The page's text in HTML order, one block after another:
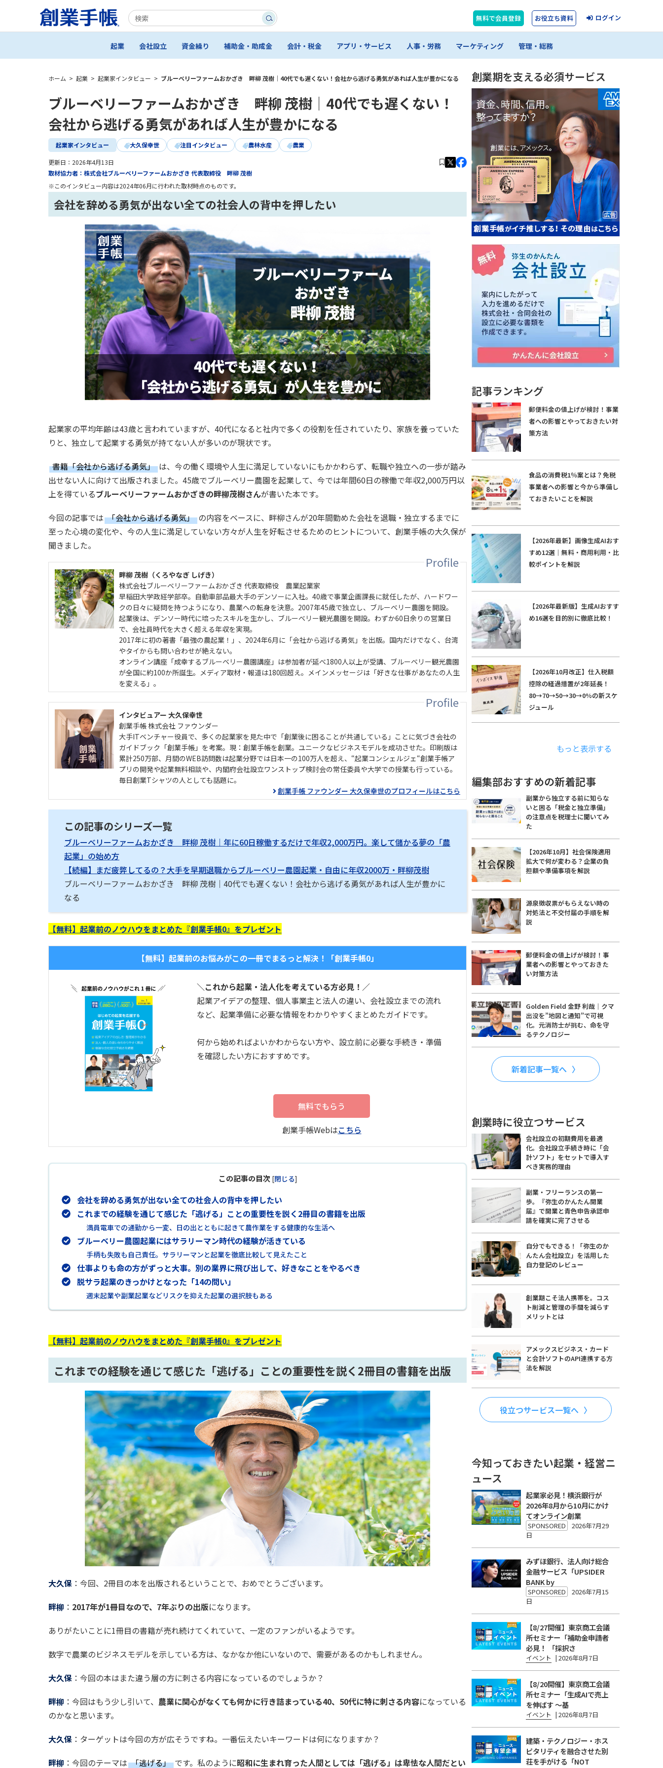
無料で会員登録 お役立ち資料 ログイン
起業 会社設立 資金繰り 補助金・助成金 会計・税金 アプリ・サービス 人事・労務 マーケティング 管理・総務
ホーム > 起業 > 起業家インタビュー > ブルーベリーファームおかざき 畔柳 茂樹｜40代でも遅くない！会社から逃げる勇気があれば人生が豊かになる
ブルーベリーファームおかざき 畔柳 茂樹｜40代でも遅くない！
会社から逃げる勇気があれば人生が豊かになる
起業家インタビュー 大久保幸世 注目インタビュー 農林水産 農業
取材協力者：株式会社ブルーベリーファームおかざき 代表取締役 畔柳 茂樹
更新日： 2026年4月13日
※このインタビュー内容は2024年06月に行われた取材時点のものです。
会社を辞める勇気が出ない全ての社会人の背中を押したい
起業家の平均年齢は43歳と言われていますが、40代になると社内で多くの役割を任されていたり、家族を養っていた
りと、独立して起業する勇気が持てない人が多いのが現状です。
書籍「会社から逃げる勇気」 は、今の働く環境や人生に満足していないにもかかわらず、転職や独立への一歩が踏み
出せない人に向けて出版されました。45歳でブルーベリー農園を起業して、今では年間60日の稼働で年収2,000万円以
上を得ているブルーベリーファームおかざきの畔柳茂樹さんが書いた本です。
今回の記事では 「会社から逃げる勇気」 の内容をベースに、畔柳さんが20年間勤めた会社を退職・独立するまでに
至った心境の変化や、今の人生に満足していない方々が人生を好転させるためのヒントについて、創業手帳の大久保が
聞きました。
畔柳 茂樹（くろやなぎ しげき）
株式会社ブルーベリーファームおかざき 代表取締役 農業起業家
早稲田大学政経学部卒。自動車部品最大手のデンソーに入社。40歳で事業企画課長に就任したが、ハードワー
クの日々に疑問を持つようになり、農業への転身を決意。2007年45歳で独立し、ブルーベリー農園を開設。
起業後は、デンソー時代に培ったスキルを生かし、ブルーベリー観光農園を開設。わずか60日余りの営業日
で、会社員時代を大きく超える年収を実現。
2017年に初の著書「最強の農起業！」、2024年6月に「会社から逃げる勇気」を出版。国内だけでなく、台湾
やタイからも問い合わせが絶えない。
オンライン講座「成幸するブルーベリー農園講座」は参加者が延べ1800人以上が受講、ブルーベリー観光農園
が全国に約100か所誕生。メディア取材・報道は180回超え。メインメッセージは「好きな仕事があなたの人生
を変える」。
インタビュアー 大久保幸世
創業手帳 株式会社 ファウンダー
大手ITベンチャー役員で、多くの起業家を見た中で「創業後に困ることが共通している」ことに気づき会社の
ガイドブック「創業手帳」を考案。現：創業手帳を創業。ユニークなビジネスモデルを成功させた。印刷版は
累計250万部、月間のWEB訪問数は起業分野では日本一の100万人を超え、“起業コンシェルジェ“創業手帳ア
プリの開発や起業無料相談や、内閣府会社設立ワンストップ検討会の常任委員や大学での授業も行っている。
毎日創業Tシャツの人としても話題に。
創業手帳 ファウンダー 大久保幸世のプロフィールはこちら
この記事のシリーズ一覧
ブルーベリーファームおかざき 畔柳 茂樹｜年に60日稼働するだけで年収2,000万円。楽して儲かる夢の「農
起業」の始め方
【続編】まだ疲弊してるの？大手を早期退職からブルーベリー農園起業・自由に年収2000万・畔柳茂樹
ブルーベリーファームおかざき 畔柳 茂樹｜40代でも遅くない！会社から逃げる勇気があれば人生が豊かに
なる
【無料】起業前のノウハウをまとめた『創業手帳0』をプレゼント
【無料】起業前のお悩みがこの一冊でまるっと解決！「創業手帳0」
＼これから起業・法人化を考えている方必見！／
起業アイデアの整理、個人事業主と法人の違い、会社設立までの流れ
など、起業準備に必要な情報をわかりやすくまとめたガイドです。
何から始めればよいかわからない方や、設立前に必要な手続き・準備
を確認したい方におすすめです。
無料でもらう
創業手帳Webはこちら
この記事の目次 [閉じる]
会社を辞める勇気が出ない全ての社会人の背中を押したい
これまでの経験を通じて感じた「逃げる」ことの重要性を説く2冊目の書籍を出版
満員電車での通勤から一変、日の出とともに起きて農作業をする健康的な生活へ
ブルーベリー農園起業にはサラリーマン時代の経験が活きている
手柄も失敗も自己責任。サラリーマンと起業を徹底比較して見えたこと
仕事よりも命の方がずっと大事。別の業界に飛び出して、好きなことをやるべき
脱サラ起業のきっかけとなった「14の問い」
週末起業や副業起業などリスクを抑えた起業の選択肢もある
【無料】起業前のノウハウをまとめた『創業手帳0』をプレゼント
これまでの経験を通じて感じた「逃げる」ことの重要性を説く2冊目の書籍を出版
大久保 ：今回、2冊目の本を出版されるということで、おめでとうございます。
畔柳 ： 2017年が1冊目なので、7年ぶりの出版になります。
ありがたいことに1冊目の書籍が売れ続けてくれていて、一定のファンがいるようです。
数字で農業のビジネスモデルを示している方は、なかなか他にいないので、需要があるのかもしれません。
大久保 ：今回の本はまた違う層の方に刺さる内容になっているのでしょうか？
畔柳 ：今回はもう少し引いて、 農業に関心がなくても何かに行き詰まっている40、50代に特に刺さる内容になっている
のかなと思います。
大久保 ：ターゲットは今回の方が広そうですね。一番伝えたいキーワードは何になりますか？
畔柳 ：今回のテーマは 「逃げる」 です。私のように昭和に生まれ育った人間としては「逃げる」は卑怯な人間だとい
創業期を支える必須サービス
記事ランキング
郵便料金の値上げが検討！事業
者への影響とやっておきたい対
策方法
食品の消費税1％案とは？免税
事業者への影響と今から準備し
ておきたいことを解説
【2026年最新】画像生成AIおす
すめ12選｜無料・商用利用・比
較ポイントを解説
【2026年最新版】生成AIおすす
め16選を目的別に徹底比較！
【2026年10月改正】仕入税額
控除の経過措置が2年延長！
80→70→50→30→0%の新スケ
ジュール
もっと表示する
編集部おすすめの新着記事
副業から独立する前に知らな
いと困る「税金と独立準備」
の注意点を税理士に聞いてみ
た
【2026年10月】社会保険適用
拡大で何が変わる？企業の負
担額や準備事項を解説
源泉徴収票がもらえない時の
対処法と不交付届の手順を解
説
郵便料金の値上げが検討！事
業者への影響とやっておきた
い対策方法
Golden Field 金野 利哉｜クマ
出没を”地図と通知”で可視
化。元消防士が挑む、命を守
るテクノロジー
新着記事一覧へ
創業時に役立つサービス
会社設立の初期費用を最適
化。会社設立手続き時に「会
計ソフト」をセットで導入す
べき実務的理由
副業・フリーランスの第一
歩。『弥生のかんたん開業
届』で開業と青色申告承認申
請を確実に完了させる
自分でもできる！「弥生のか
んたん会社設立」を活用した
自力登記のレビュー
創業期こそ法人携帯を。コス
ト削減と管理の手間を減らす
メリットとは
アメックスビジネス・カード
と会計ソフトのAPI連携する方
法を解説
役立つサービス一覧へ
今知っておきたい起業・経営ニ
ュース
起業家必見！横浜銀行が
2026年8月から10月にかけ
てオンライン創業
SPONSORED
2026年7月29
日
みずほ銀行、法人向け総合
金融サービス「UPSIDER
BANK by
SPONSORED
2026年7月15
日
【8/27開催】東京商工会議
所セミナー「補助金申請者
必見！ 「採択さ
イベント | 2026年8月7日
【8/20開催】東京商工会議
所セミナー「生成AIで売上
を伸ばす 〜基
イベント | 2026年8月7日
建築・テクノロジー・ホス
ピタリティを融合させた別
荘を手がける「NOT